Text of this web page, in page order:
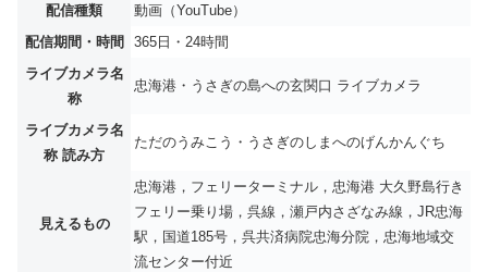
配信種類
動画（YouTube）
配信期間・時間
365日・24時間
ライブカメラ名
称
忠海港・うさぎの島への玄関口 ライブカメラ
ライブカメラ名
称 読み方
ただのうみこう・うさぎのしまへのげんかんぐち
見えるもの
忠海港，フェリーターミナル，忠海港 大久野島行き
フェリー乗り場，呉線，瀬戸内さざなみ線，JR忠海
駅，国道185号，呉共済病院忠海分院，忠海地域交
流センター付近